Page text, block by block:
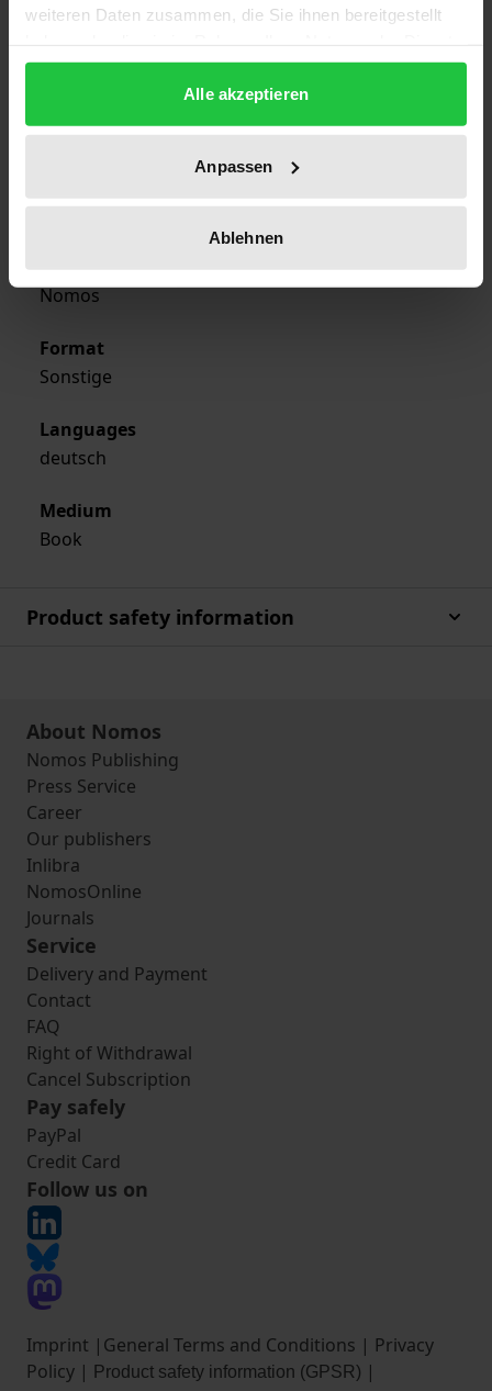
weiteren Daten zusammen, die Sie ihnen bereitgestellt
gesammelt haben.
Alle akzeptieren
Anpassen
Ablehnen
ISBN
Publication Date
Mar 1, 1988
Publisher
Nomos
Format
Sonstige
Languages
deutsch
Medium
Book
Product safety information
About Nomos
Nomos Publishing
Press Service
Career
Our publishers
Inlibra
NomosOnline
Journals
Service
Delivery and Payment
Contact
FAQ
Right of Withdrawal
Cancel Subscription
Pay safely
PayPal
Credit Card
Follow us on
Imprint | General Terms and Conditions | Privacy
Policy | Product safety information (GPSR) |